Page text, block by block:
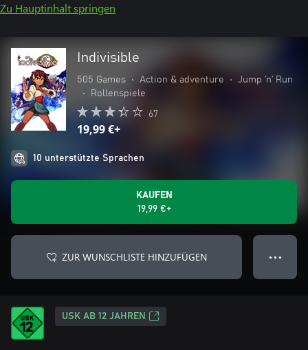
Zu Hauptinhalt springen
Indivisible
505 Games • Action & adventure •
Jump ’n’ Run
•
Rollenspiele
67
19,99 €+
10 unterstützte Sprachen
KAUFEN
19,99 €+
ZUR WUNSCHLISTE HINZUFÜGEN ● ● ●
USK AB 12 JAHREN